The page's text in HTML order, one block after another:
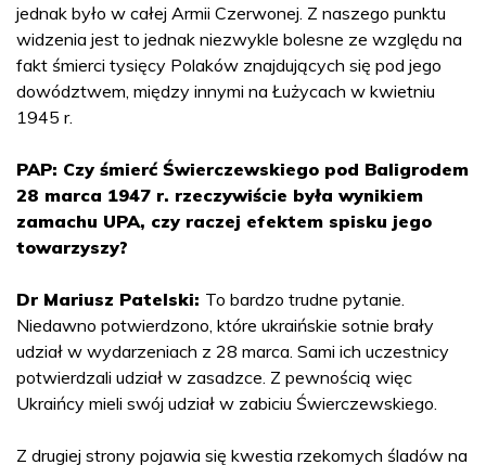
jednak było w całej Armii Czerwonej. Z naszego punktu
widzenia jest to jednak niezwykle bolesne ze względu na
fakt śmierci tysięcy Polaków znajdujących się pod jego
dowództwem, między innymi na Łużycach w kwietniu
1945 r.
PAP: Czy śmierć Świerczewskiego pod Baligrodem
28 marca 1947 r. rzeczywiście była wynikiem
zamachu UPA, czy raczej efektem spisku jego
towarzyszy?
Dr Mariusz Patelski: To bardzo trudne pytanie.
Niedawno potwierdzono, które ukraińskie sotnie brały
udział w wydarzeniach z 28 marca. Sami ich uczestnicy
potwierdzali udział w zasadzce. Z pewnością więc
Ukraińcy mieli swój udział w zabiciu Świerczewskiego.
Z drugiej strony pojawia się kwestia rzekomych śladów na